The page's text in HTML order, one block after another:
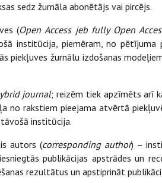
sedz žurnāla abonētājs vai pircējs.
(Open Access jeb fully Open
institūcija, piemēram, no
piekļuves žurnālu izdošanas
journal; reizēm tiek apzīmēts arī
no rakstiem pieejama atvērtā
institūcija.
autors (corresponding author) –
publikācijas apstrādes un
rezultātus un apstiprināt